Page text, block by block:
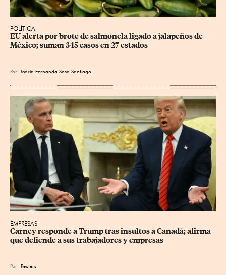
POLÍTICA
EU alerta por brote de salmonela ligado a jalapeños de
México; suman 345 casos en 27 estados
Por María Fernanda Sosa Santiago
EMPRESAS
Carney responde a Trump tras insultos a Canadá; afirma
que defiende a sus trabajadores y empresas
Por Reuters